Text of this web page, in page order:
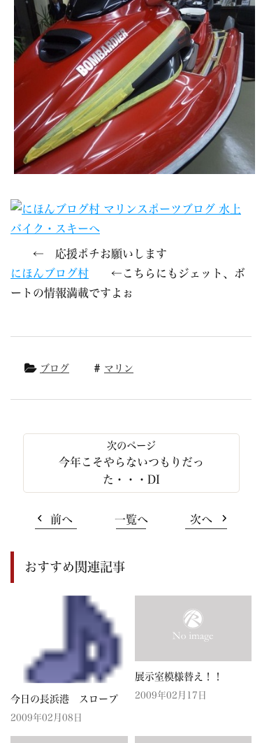
← 応援ポチお願いします
にほんブログ村 ←こちらにもジェット、ボ
ートの情報満載ですよぉ
ブログ マリン
今年こそやらないつもりだっ
た・・・DI
前へ 一覧へ 次へ
おすすめ関連記事
今日の長浜港 スロープ
2009年02月08日
展示室模様替え！！
2009年02月17日